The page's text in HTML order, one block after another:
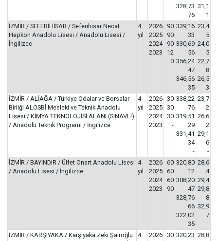
328,73
76
31,1
1
İZMİR / SEFERİHİSAR / Seferihisar Necat
Hepkon Anadolu Lisesi / Anadolu Lisesi /
İngilizce
4
yıl
2026
2025
2024
2023
90
90
90
12
0
339,16
33
330,69
56
356,24
47
346,56
35
23,4
5
24,0
5
22,7
8
26,5
3
İZMİR / ALİAĞA / Türkiye Odalar ve Borsalar
Birliği ALOSBİ Mesleki ve Teknik Anadolu
Lisesi / KİMYA TEKNOLOJİSİ ALANI (SINAVLI)
/ Anadolu Teknik Programı / İngilizce
4
yıl
2026
2025
2024
2023
30
30
30
-
338,22
76
319,51
29
331,41
34
-
23,7
2
26,6
2
29,1
6
-
İZMİR / BAYINDIR / Ülfet Onart Anadolu Lisesi
/ Anadolu Lisesi / İngilizce
4
yıl
2026
2025
2024
2023
60
60
60
90
320,80
12
308,20
47
328,76
66
322,02
35
28,6
4
29,4
29,8
8
32,9
7
İZMİR / KARŞIYAKA / Karşıyaka Zeki Şairoğlu
4
2026 30 320,23 28,8